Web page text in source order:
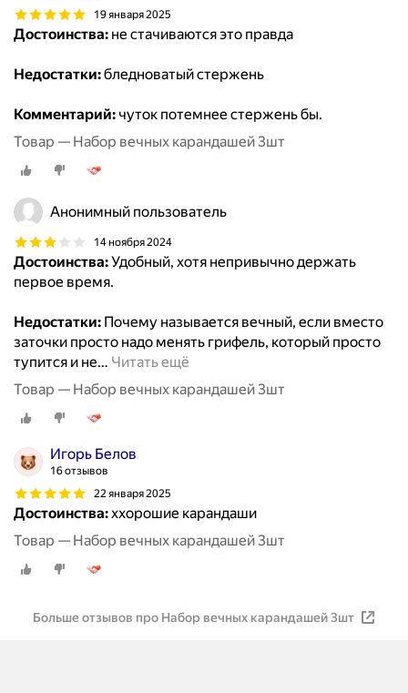
19 января 2025
Достоинства: не стачиваются это правда
Недостатки:бледноватый стержень
Комментарий: чуток потемнее стержень бы.
Товар — Набор вечных карандашей 3шт
Анонимный пользователь
14 ноября 2024
Достоинства:Удобный, хотя непривычно держать
первое время.
Недостатки: Почему называется вечный, если вместо
заточки просто надо менять грифель, который просто
тупится и не… Читать ещё
Товар — Набор вечных карандашей 3шт
Игорь Белов
16 отзывов
22 января 2025
Достоинства:ххорошие карандаши
Товар — Набор вечных карандашей 3шт
Больше отзывов про Набор вечных карандашей 3шт